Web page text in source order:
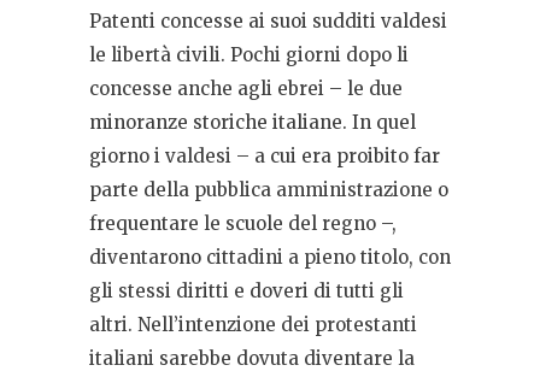
Patenti concesse ai suoi sudditi valdesi
le libertà civili. Pochi giorni dopo li
concesse anche agli ebrei – le due
minoranze storiche italiane. In quel
giorno i valdesi – a cui era proibito far
parte della pubblica amministrazione o
frequentare le scuole del regno –,
diventarono cittadini a pieno titolo, con
gli stessi diritti e doveri di tutti gli
altri. Nell’intenzione dei protestanti
italiani sarebbe dovuta diventare la